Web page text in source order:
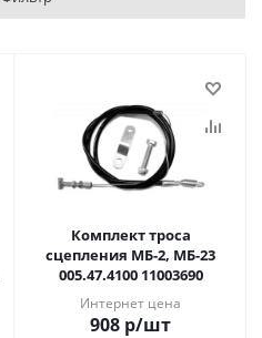
Комплект троса
сцепления МБ-2, МБ-23
005.47.4100 11003690
Интернет цена
908 р/шт